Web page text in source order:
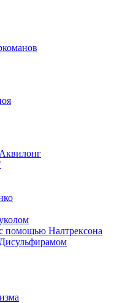
помощью Налтрексона